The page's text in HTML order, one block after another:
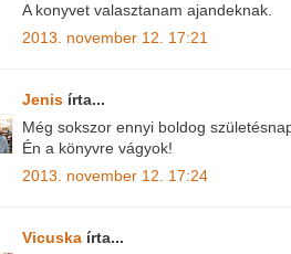
A konyvet valasztanam ajandeknak.
2013. november 12. 17:21
Jenis írta...
Még sokszor ennyi boldog
Én a könyvre vágyok!
2013. november 12. 17:24
Vicuska írta...